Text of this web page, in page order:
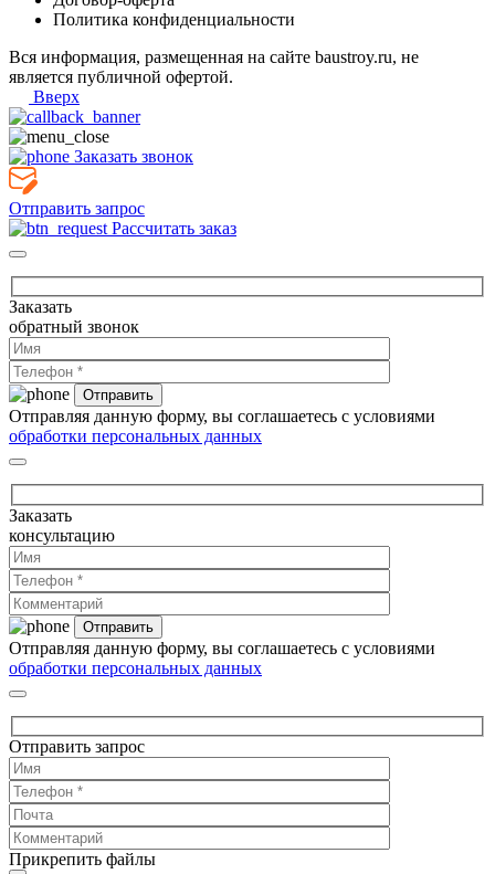
Политика конфиденциальности
Вся информация, размещенная на сайте baustroy.ru, не
является публичной офертой.
Вверх
Заказать звонок
Отправить запрос
Рассчитать заказ
Заказать
обратный звонок
Отправляя данную форму, вы соглашаетесь с условиями
обработки персональных данных
Заказать
консультацию
Отправляя данную форму, вы соглашаетесь с условиями
обработки персональных данных
Отправить запрос
Прикрепить файлы